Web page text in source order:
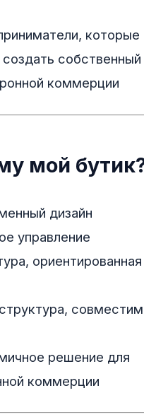
которые
создать собственный
коммерции
мой
дизайн
управление
ориентированная
решение для
коммерции